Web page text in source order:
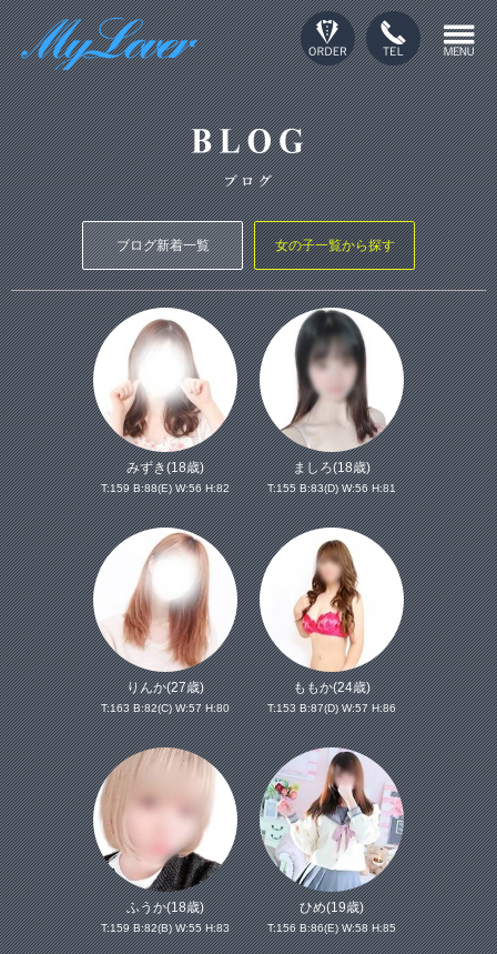
ブログ新着一覧 女の子一覧から探す
みずき(18歳)
T:159 B:88(E) W:56 H:82
ましろ(18歳)
T:155 B:83(D) W:56 H:81
りんか(27歳)
T:163 B:82(C) W:57 H:80
ももか(24歳)
T:153 B:87(D) W:57 H:86
ふうか(18歳)
T:159 B:82(B) W:55 H:83
ひめ(19歳)
T:156 B:86(E) W:58 H:85